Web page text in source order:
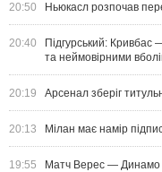
20:50 Ньюкасл розпочав
20:40
Підгурський: Кривбас
та неймовірними
20:19 Арсенал зберіг
20:13 Мілан має намір
19:55
Матч Верес — Динамо